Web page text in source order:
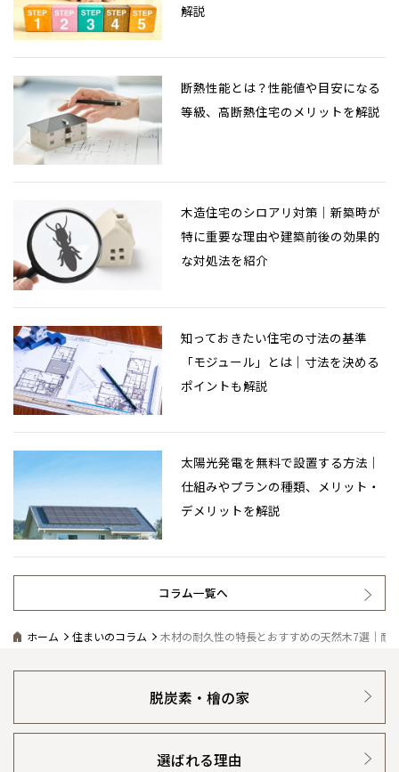
解説
断熱性能とは？性能値や目安になる
等級、高断熱住宅のメリットを解説
木造住宅のシロアリ対策｜新築時が
特に重要な理由や建築前後の効果的
な対処法を紹介
知っておきたい住宅の寸法の基準
「モジュール」とは｜寸法を決める
ポイントも解説
太陽光発電を無料で設置する方法｜
仕組みやプランの種類、メリット・
デメリットを解説
コラム一覧へ
ホーム 住まいのコラム 木材の耐久性の特長とおすすめの天然木7選｜耐
脱炭素・檜の家
選ばれる理由